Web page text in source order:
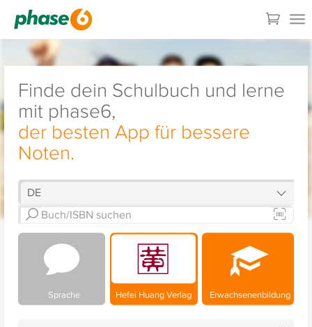
Finde dein Schulbuch und lerne
mit phase6,
der besten App für bessere
Noten.
Sprache Hefei Huang Verlag Erwachsenenbildung